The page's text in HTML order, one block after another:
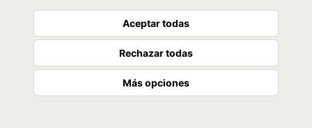
Aceptar todas
Rechazar todas
Más opciones